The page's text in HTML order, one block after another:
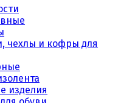
чехлы и кофры для
изделия